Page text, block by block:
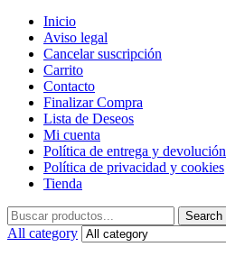
Inicio
Aviso legal
Cancelar suscripción
Carrito
Contacto
Finalizar Compra
Lista de Deseos
Mi cuenta
Política de entrega y devolución
Política de privacidad y cookies
Tienda
Search
for:
Search
All category